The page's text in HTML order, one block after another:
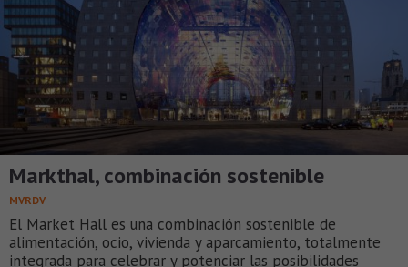
Markthal, combinación sostenible
MVRDV
El Market Hall es una combinación sostenible de
alimentación, ocio, vivienda y aparcamiento, totalmente
integrada para celebrar y potenciar las posibilidades